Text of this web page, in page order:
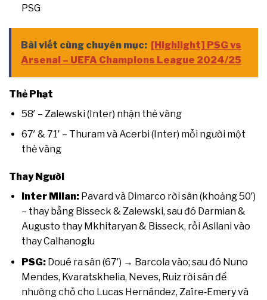
PSG
Bài viết cùng chuyên mục: [Highlight] PSG vs
Arsenal – UEFA Champions League 2024/25
Thẻ Phạt
58′ – Zalewski (Inter) nhận thẻ vàng
67′ & 71′ – Thuram và Acerbi (Inter) mỗi người một
thẻ vàng
Thay Người
Inter Milan:Pavard và Dimarco rời sân (khoảng 50′)
– thay bằng Bisseck & Zalewski, sau đó Darmian &
Augusto thay Mkhitaryan & Bisseck, rồi Asllani vào
thay Calhanoglu
PSG:Doué ra sân (67′) → Barcola vào; sau đó Nuno
Mendes, Kvaratskhelia, Neves, Ruiz rời sân để
nhường chỗ cho Lucas Hernández, Zaïre‑Emery và